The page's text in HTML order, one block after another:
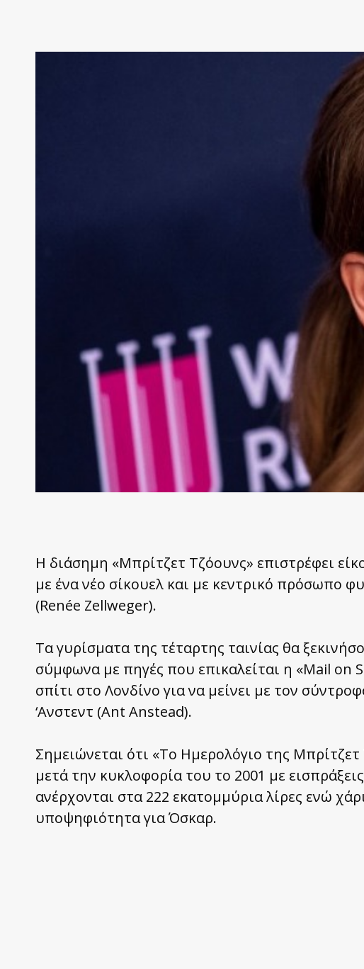
H διάσημη «Μπρίτζετ Τζόουνς» επιστρέφει
με ένα νέο σίκουελ και με κεντρικό πρόσωπο
(Renée Zellweger).
Τα γυρίσματα της τέταρτης ταινίας θα
σύμφωνα με πηγές που επικαλείται η «Mail on
σπίτι στο Λονδίνο για να μείνει με τον
‘Ανστεντ (Ant Anstead).
Σημειώνεται ότι «Το Ημερολόγιο της
μετά την κυκλοφορία του το 2001 με
ανέρχονται στα 222 εκατομμύρια λίρες ενώ
υποψηφιότητα για Όσκαρ.